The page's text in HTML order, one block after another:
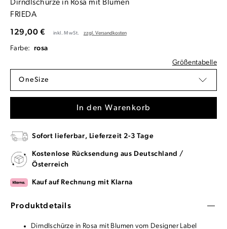
Dirndlschürze in Rosa mit Blumen
FRIEDA
129,00 € inkl. MwSt. zzgl. Versandkosten
Farbe: rosa
Größentabelle
OneSize
In den Warenkorb
Sofort lieferbar, Lieferzeit 2-3 Tage
Kostenlose Rücksendung aus Deutschland /
Österreich
Kauf auf Rechnung mit Klarna
Produktdetails
Dirndlschürze in Rosa mit Blumen vom Designer Label